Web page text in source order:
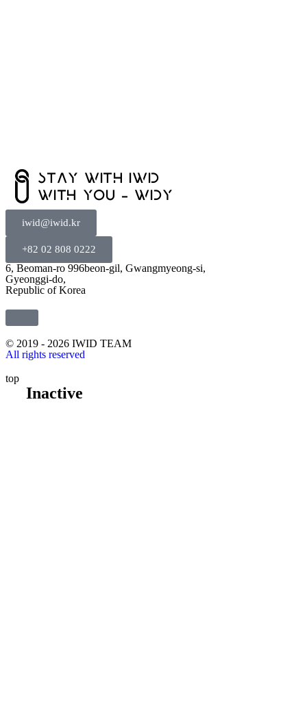
iwid@iwid.kr
+82 02 808 0222
6, Beoman-ro 996beon-gil, Gwangmyeong-si,
Gyeonggi-do,
Republic of Korea
© 2019 - 2026 IWID TEAM
All rights reserved
KO
top
Inactive